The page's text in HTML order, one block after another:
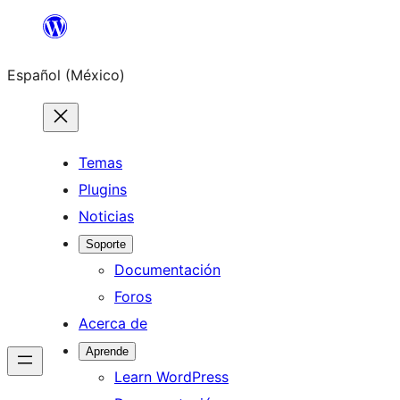
Saltar
contenido
Español (México)
Temas
Plugins
Noticias
Soporte
Documentación
Foros
Acerca de
Aprende
Learn WordPress